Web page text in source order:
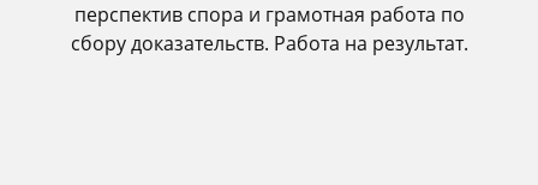
перспектив спора и грамотная работа по
сбору доказательств. Работа на результат.